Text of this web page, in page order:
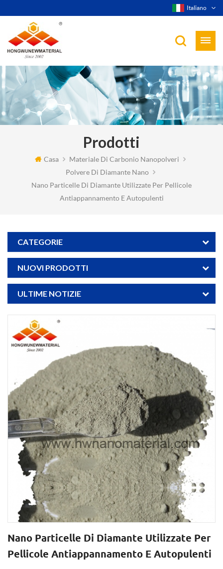
Italiano
Prodotti
Casa
Materiale Di Carbonio Nanopolveri
Polvere Di Diamante Nano
Nano Particelle Di Diamante Utilizzate Per Pellicole
Antiappannamento E Autopulenti
CATEGORIE
NUOVI PRODOTTI
ULTIME NOTIZIE
Nano Particelle Di Diamante Utilizzate Per
Pellicole Antiappannamento E Autopulenti